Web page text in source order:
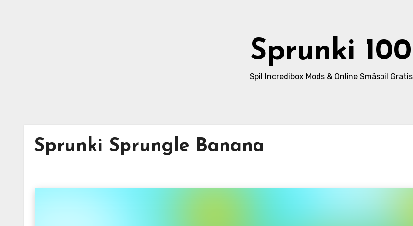
Sprunki 100
Spil Incredibox Mods & Online Småspil Gratis
Sprunki Sprungle Banana